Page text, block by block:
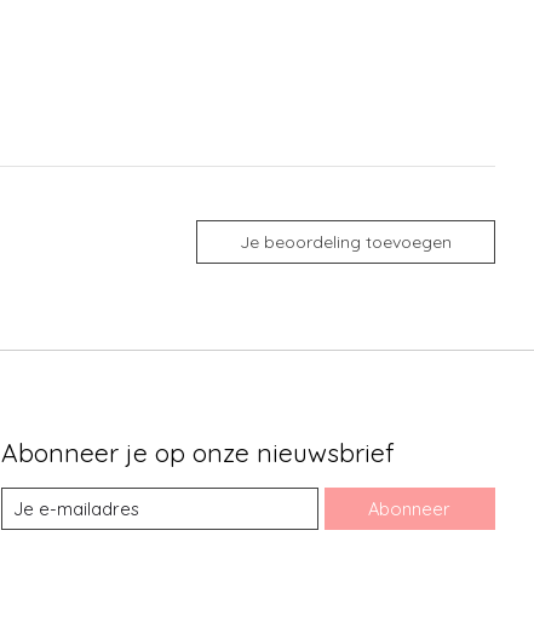
Je beoordeling toevoegen
Abonneer je op onze nieuwsbrief
Abonneer